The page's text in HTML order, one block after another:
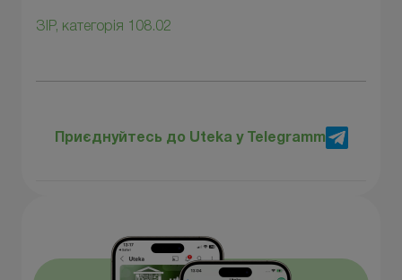
ЗІР, категорія 108.02
Приєднуйтесь до Uteka у Telegramm